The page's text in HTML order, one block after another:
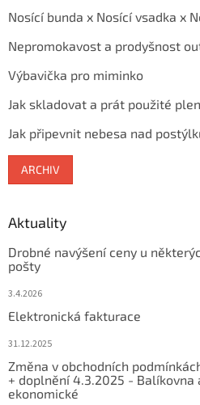
Nosící bunda x Nosící vsadka x
Nepromokavost a prodyšnost
Výbavička pro miminko
Jak skladovat a prát použité
Jak připevnit nebesa nad
ARCHIV
Aktuality
Drobné navýšení ceny u
pošty
3.4.2026
Elektronická fakturace
31.12.2025
Změna v obchodních
+ doplnění 4.3.2025 - Balíkovna
ekonomické